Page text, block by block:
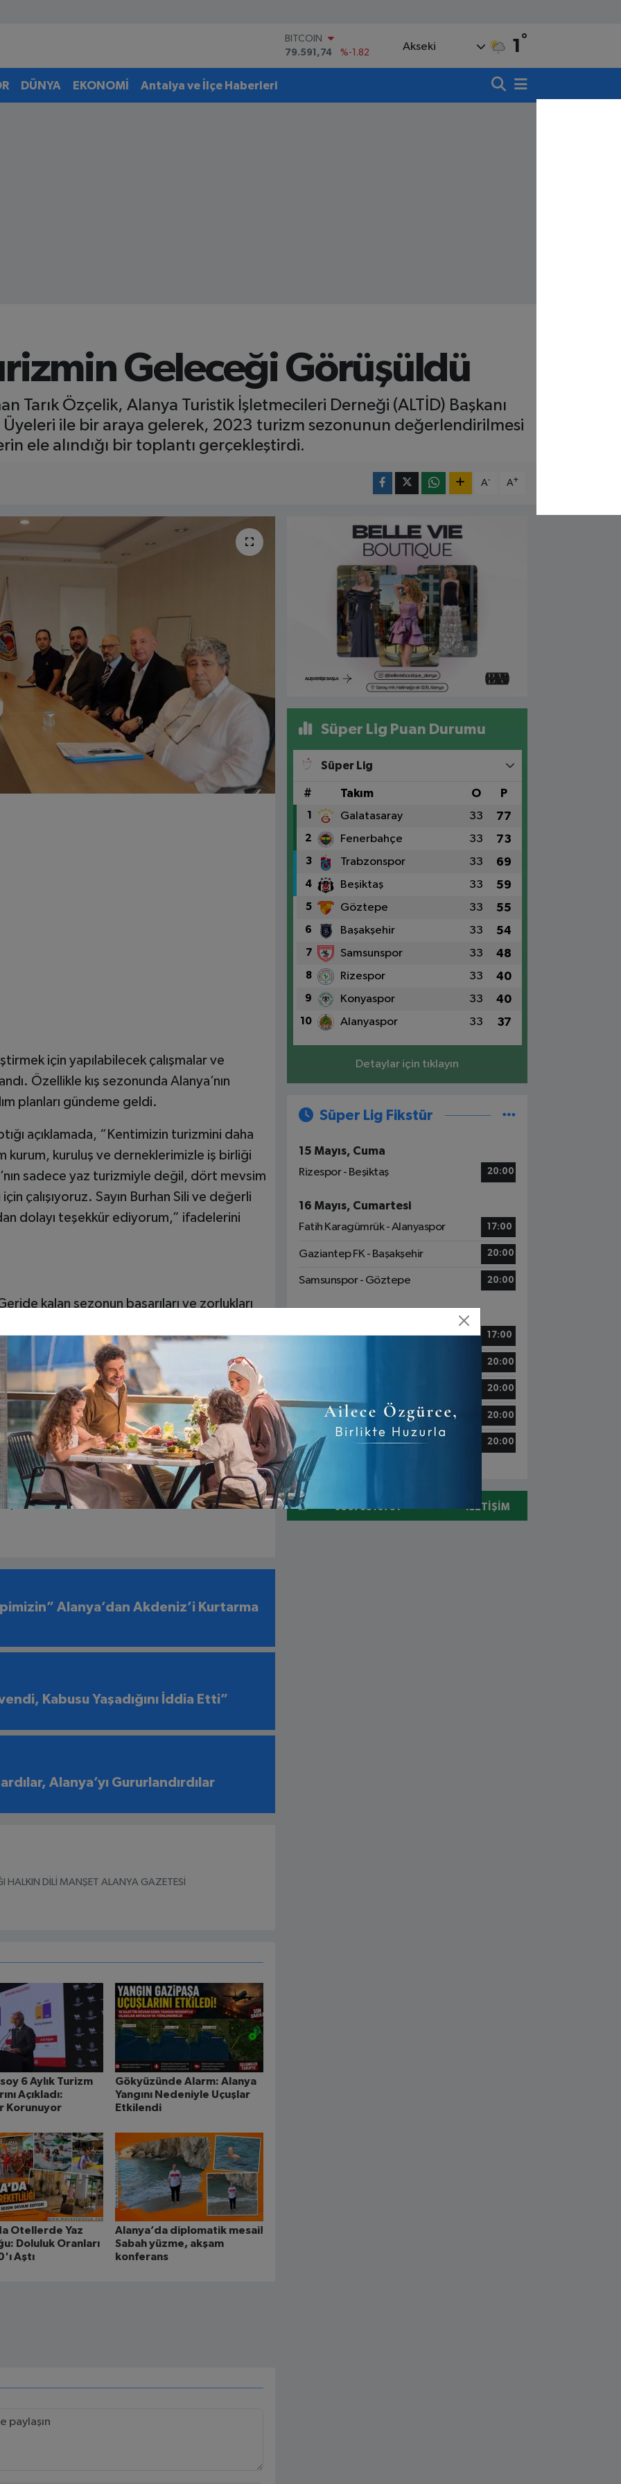
DOLAR
45,43620
%0.02
EURO
Akseki 1 °
DÜNYA EKONOMİ Antalya ve İlçe Haberleri
Geleceği Görüşüldü
Tarık Özçelik, Alanya Turistik İşletmecileri Derneği (ALTİD) Başkanı
Üyeleri ile bir araya gelerek, 2023 turizm sezonunun değerlendirilmesi
ele alındığı bir toplantı gerçekleştirdi.
A- A+
için yapılabilecek çalışmalar ve
Özellikle kış sezonunda Alanya’nın
planları gündeme geldi.
açıklamada, “Kentimizin turizmini daha
kurum, kuruluş ve derneklerimizle iş birliği
sadece yaz turizmiyle değil, dört mevsim
çalışıyoruz. Sayın Burhan Sili ve değerli
dolayı teşekkür ediyorum,” ifadelerini
kalan sezonun başarıları ve zorlukları
uluslararası turizm fuarlarında daha
adımlar konuşuldu.
dostu projeler ve alternatif turizm
için bölgenin turizm kapasitesini
artırmak adına önemli kararların alındığı
platform oldu.
Alanya’dan Akdeniz’i Kurtarma
Kabusu Yaşadığını İddia Etti”
Alanya’yı Gururlandırdılar
HALKIN DİLİ MANŞET ALANYA GAZETESİ
6 Aylık Turizm
Açıkladı:
Korunuyor
Gökyüzünde Alarm: Alanya
Yangını Nedeniyle Uçuşlar
Etkilendi
Otellerde Yaz
Doluluk Oranları
Aştı
Alanya’da diplomatik mesai!
Sabah yüzme, akşam
konferans
Süper Lig Puan Durumu
Süper Lig
# Takım O P
1 Galatasaray 33 77
2 Fenerbahçe 33 73
3 Trabzonspor 33 69
4 Beşiktaş 33 59
5 Göztepe 33 55
6 Başakşehir 33 54
7 Samsunspor 33 48
8 Rizespor 33 40
9 Konyaspor 33 40
10 Alanyaspor 33 37
Detaylar için tıklayın
Süper Lig Fikstür
15 Mayıs, Cuma
Rizespor - Beşiktaş
20:00
16 Mayıs, Cumartesi
Fatih Karagümrük - Alanyaspor
17:00
Gaziantep FK - Başakşehir 20:00
Samsunspor - Göztepe 20:00
Kayserispor - Konyaspor
17:00
20:00
20:00
Kasımpaşa - Galatasaray 20:00
Antalyaspor - Kocaelispor 20:00
05078310731 İLETIŞIM